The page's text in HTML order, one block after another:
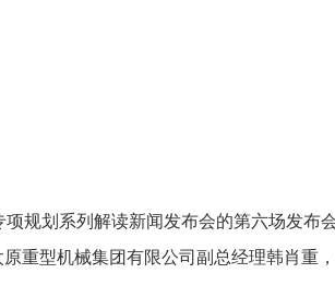
规划系列解读新闻发布会的第六场发布会
原重型机械集团有限公司副总经理韩肖重，